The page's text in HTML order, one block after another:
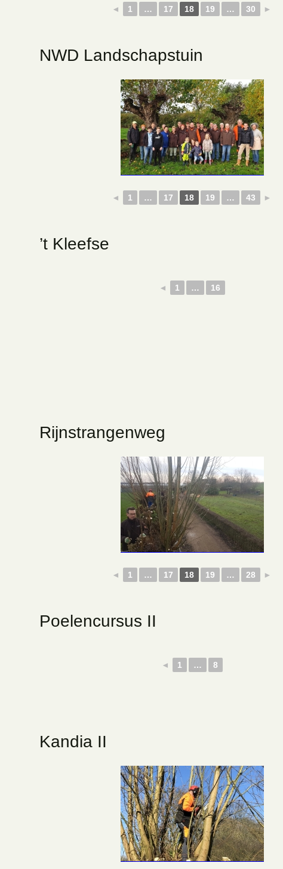
◄ 1 … 17 18 19 … 30 ►
NWD Landschapstuin
◄ 1 … 17 18 19 … 43 ►
’t Kleefse
◄ 1 … 16
Rijnstrangenweg
◄ 1 … 17 18 19 … 28 ►
Poelencursus II
◄ 1 … 8
Kandia II